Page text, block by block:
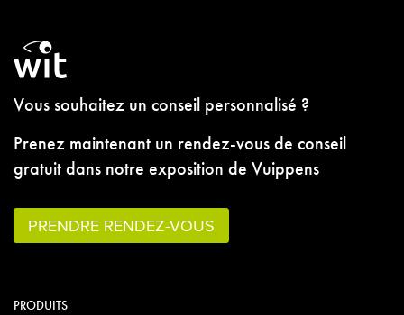
Vous souhaitez un conseil personnalisé ?
Prenez maintenant un rendez-vous de conseil
gratuit dans notre exposition de Vuippens
PRENDRE RENDEZ-VOUS
PRODUITS